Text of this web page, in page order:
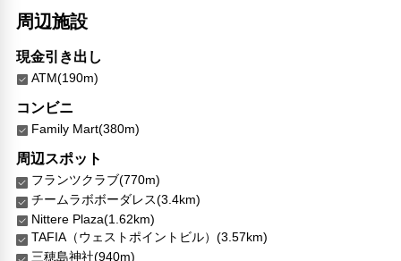
周辺施設
現金引き出し
ATM(190m)
コンビニ
Family Mart(380m)
周辺スポット
フランツクラブ(770m)
チームラボボーダレス(3.4km)
Nittere Plaza(1.62km)
TAFIA（ウェストポイントビル）(3.57km)
三穂島神社(940m)